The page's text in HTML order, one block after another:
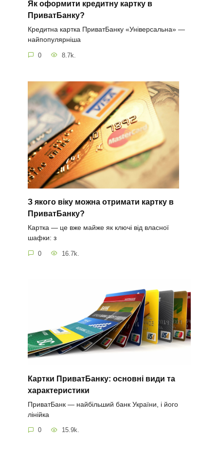
Як оформити кредитну картку в
ПриватБанку?
Кредитна картка ПриватБанку «Універсальна» —
найпопулярніша
0 8.7k.
З якого віку можна отримати картку в
ПриватБанку?
Картка — це вже майже як ключі від власної
шафки: з
0 16.7k.
Картки ПриватБанку: основні види та
характеристики
ПриватБанк — найбільший банк України, і його
лінійка
0 15.9k.